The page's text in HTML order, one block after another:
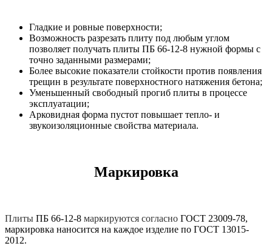
Гладкие и ровные поверхности;
Возможность разрезать плиту под любым углом
позволяет получать плиты ПБ 66-12-8 нужной формы с
точно заданными размерами;
Более высокие показатели стойкости против появления
трещин в результате поверхностного натяжения бетона;
Уменьшенный свободный прогиб плиты в процессе
эксплуатации;
Арковидная форма пустот повышает тепло- и
звукоизоляционные свойства материала.
Маркировка
Плиты ПБ 66-12-8 маркируются согласно ГОСТ 23009-78,
маркировка наносится на каждое изделие по ГОСТ 13015-
2012.